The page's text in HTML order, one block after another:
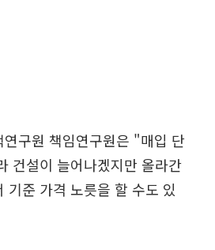
구원 책임연구원은 "매입 단
건설이 늘어나겠지만 올라간
기준 가격 노릇을 할 수도 있